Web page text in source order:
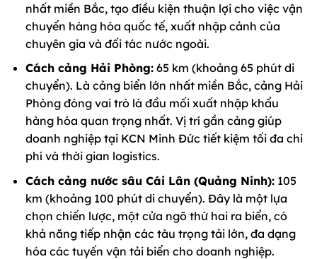
nhất miền Bắc, tạo điều kiện thuận lợi cho việc vận
chuyển hàng hóa quốc tế, xuất nhập cảnh của
chuyên gia và đối tác nước ngoài.
Cách cảng Hải Phòng:65 km (khoảng 65 phút di
chuyển). Là cảng biển lớn nhất miền Bắc, cảng Hải
Phòng đóng vai trò là đầu mối xuất nhập khẩu
hàng hóa quan trọng nhất. Vị trí gần cảng giúp
doanh nghiệp tại KCN Minh Đức tiết kiệm tối đa chi
phí và thời gian logistics.
Cách cảng nước sâu Cái Lân (Quảng Ninh):105
km (khoảng 100 phút di chuyển). Đây là một lựa
chọn chiến lược, một cửa ngõ thứ hai ra biển, có
khả năng tiếp nhận các tàu trọng tải lớn, đa dạng
hóa các tuyến vận tải biển cho doanh nghiệp.